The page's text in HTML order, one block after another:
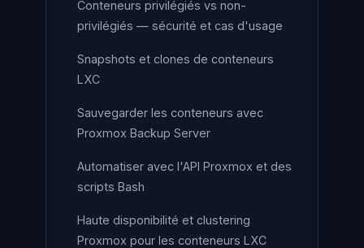
Conteneurs privilégiés vs non-
privilégiés — sécurité et cas d'usage
Snapshots et clones de conteneurs
LXC
Sauvegarder les conteneurs avec
Proxmox Backup Server
Automatiser avec l'API Proxmox et des
scripts Bash
Haute disponibilité et clustering
Proxmox pour les conteneurs LXC